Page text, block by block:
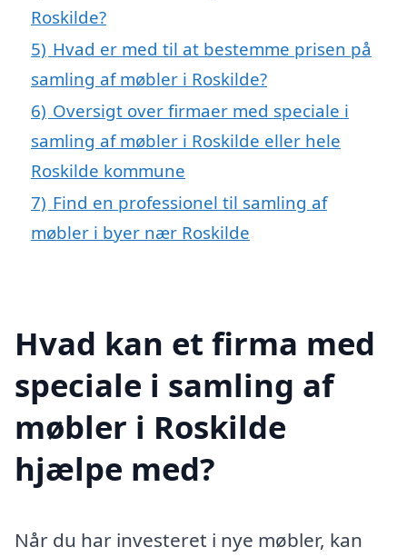
Roskilde?
5) Hvad er med til at bestemme prisen på
samling af møbler i Roskilde?
6) Oversigt over firmaer med speciale i
samling af møbler i Roskilde eller hele
Roskilde kommune
7) Find en professionel til samling af
møbler i byer nær Roskilde
Hvad kan et firma med
speciale i samling af
møbler i Roskilde
hjælpe med?
Når du har investeret i nye møbler, kan